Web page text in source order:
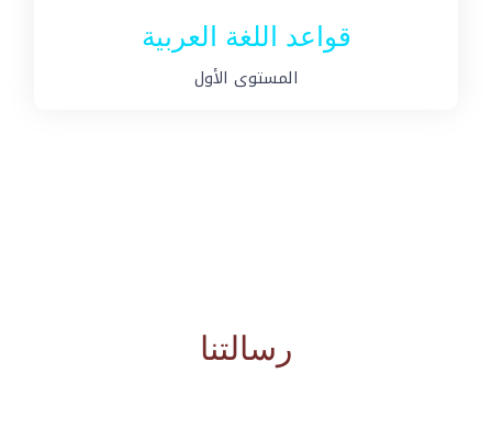
قواعد اللغة العربية
المستوى الأول
رسالتنا